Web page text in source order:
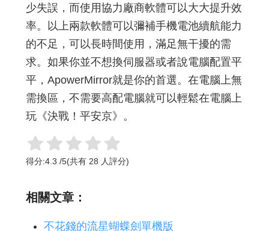
少失誤，而使用協力廠商軟體可以大大提升效
率。以上兩款軟體可以彌補手機電池續航能力
的不足，可以長時間使用，滿足無干擾的需
求。如果你並不想換伺服器或者說電腦配置平
平，ApowerMirror就是你的首選。在電腦上無
需換區，不需要高配電腦就可以輕鬆在電腦上
玩《決戰！平安京》。
得分:4.3 /5(共有 28 人評分)
相關文章：
不花錢的流星蝴蝶劍單機版